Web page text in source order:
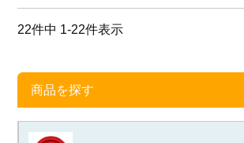
22件中 1-22件表示
商品を探す